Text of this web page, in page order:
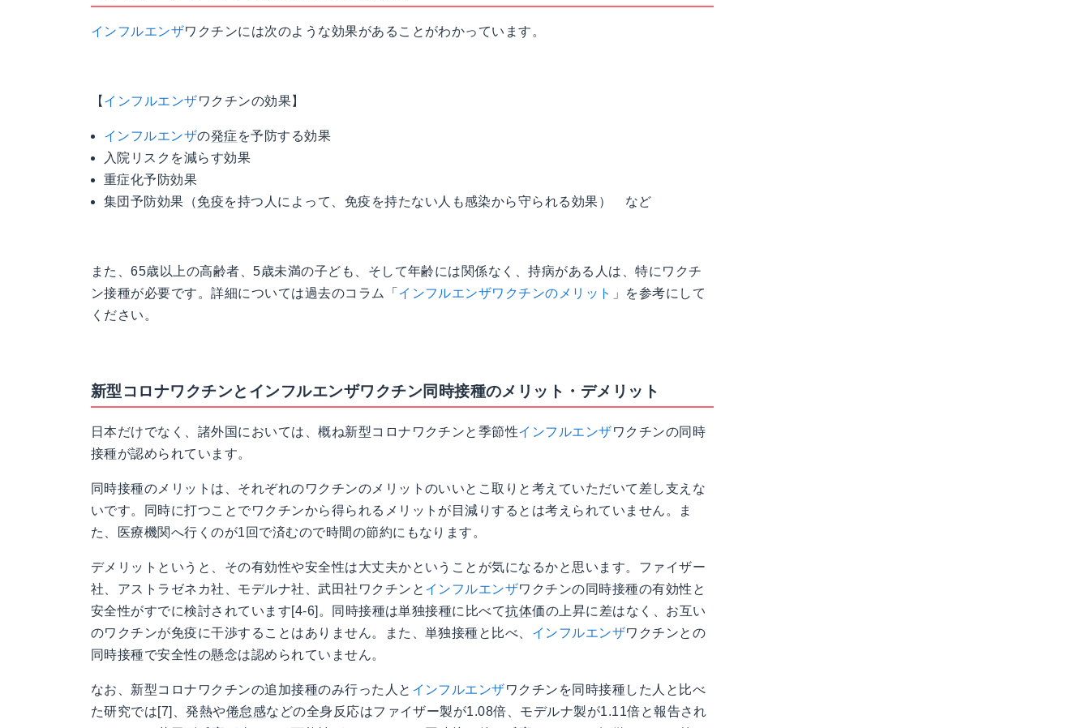
インフルエンザワクチンには次のような効果があることがわかっています。
【 インフルエンザワクチンの効果】
インフルエンザの発症 を予防する効果
入院リスクを減らす効果
重症化予防効果
集団予防効果（免疫を持つ人によって、免疫を持たない人も感染から守られる効果） など
また、65歳以上の高齢者、5歳未満の子ども、そして年齢には関係なく、持病がある人は、特にワクチ
ン接種が必要です。詳細については過去のコラム「 インフルエンザワクチンのメリット 」を参考にして
ください。
新型コロナワクチンとインフルエンザワクチン同時接種のメリット・デメリット
日本だけでなく、諸外国においては、概ね新型コロナワクチンと季節性インフルエンザワクチンの同時
接種が認められています。
同時接種のメリットは、それぞれのワクチンのメリットのいいとこ取りと考えていただいて差し支えな
いです。同時に打つことでワクチンから得られるメリットが目減りするとは考えられていません。ま
た、医療機関へ行くのが1回で済むので時間の節約にもなります。
デメリットというと、その有効性や安全性は大丈夫かということが気になるかと思います。ファイザー
社、アストラゼネカ社、モデルナ社、武田社ワクチンと インフルエンザワクチンの同時接種の有効性と
安全性がすでに検討されています[4-6]。同時接種は単独接種に比べて抗体価の上昇に差はなく、お互い
のワクチンが免疫に干渉することはありません。また、単独接種と比べ、 インフルエンザワクチンとの
同時接種で安全性の懸念は認められていません。
なお、新型コロナワクチンの追加接種のみ行った人と インフルエンザワクチンを同時接種した人と比べ
た研究では[7]、発熱や倦怠感などの全身反応はファイザー製が1.08倍、モデルナ製が1.11倍と報告され